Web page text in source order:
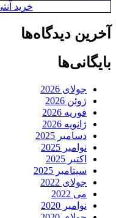
خرید
آخرین دیدگاه‌ها
بایگانی‌ها
جولای 2026
ژوئن 2026
فوریه 2026
ژانویه 2026
دسامبر 2025
نوامبر 2025
اکتبر 2025
سپتامبر 2025
جولای 2022
می 2022
نوامبر 2020